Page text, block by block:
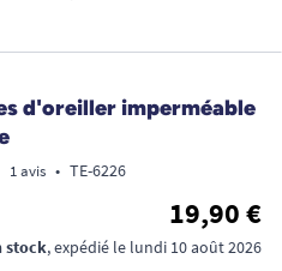
d'oreiller imperméable
1 avis • TE-6226
19,90 €
stock, expédié le lundi 10 août 2026